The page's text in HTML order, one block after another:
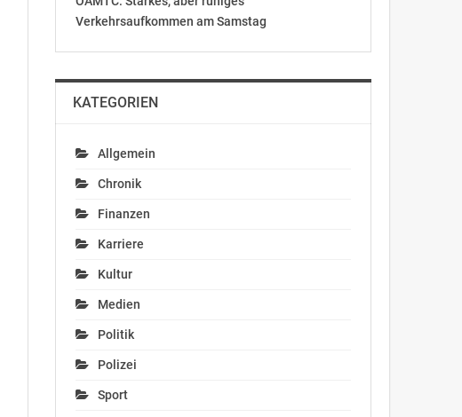
Verkehrsaufkommen am Samstag
KATEGORIEN
Allgemein
Chronik
Finanzen
Karriere
Kultur
Medien
Politik
Polizei
Sport